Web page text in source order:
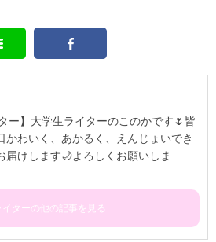
ー】大学生ライターのこのかです🌷皆
かわいく、あかるく、えんじょいでき
届けします🌙よろしくお願いしま
イターの他の記事を見る